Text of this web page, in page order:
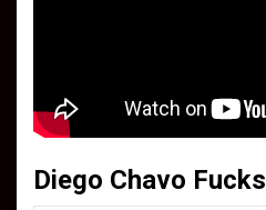
Diego Chavo Fucks